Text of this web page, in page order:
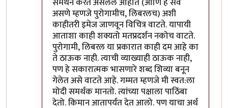
असणे म्हणजे पुरोगामीच, लिबरलच) अशी
काहीतरी इमेज जाणवून विचित्र वाटते. यापायी
आताशा काही शक्यतो मतप्रदर्शन नकोच वाटते.
पुरोगामी, लिबरल या प्रकारात काही दम आहे का
ते ठाऊक नाही. त्याची व्याख्याही ठाऊक नाही,
पण हे सकारात्मक भासणारे शब्द शिव्या बनून
गेलेत असे वाटते आहे. गम्मत म्हणजे मी स्वत:ला
मोदी समर्थक मानतो. त्यांच्या पक्षाला पाठिंबा
देतो. किमान आतापर्यंत देत आलो. पण याचा अर्थ